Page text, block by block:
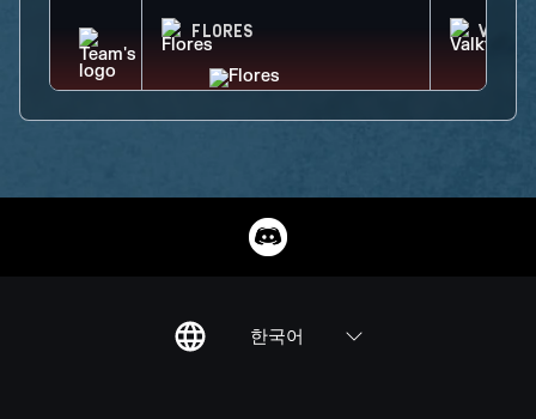
FLORES
한국어